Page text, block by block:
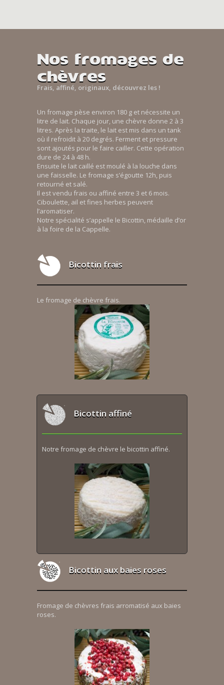
Nos fromages de
chèvres
Frais, affiné, originaux, découvrez les !
Un fromage pèse environ 180 g et nécessite un
litre de lait. Chaque jour, une chèvre donne 2 à 3
litres. Après la traite, le lait est mis dans un tank
où il refroidit à 20 degrés. Ferment et pressure
sont ajoutés pour le faire cailler. Cette opération
dure de 24 à 48 h.
Ensuite le lait caillé est moulé à la louche dans
une faisselle. Le fromage s’égoutte 12h, puis
retourné et salé.
Il est vendu frais ou affiné entre 3 et 6 mois.
Ciboulette, ail et fines herbes peuvent
l’aromatiser.
Notre spécialité s’appelle le Bicottin, médaille d’or
à la foire de la Cappelle.
Bicottin frais
Le fromage de chèvre frais.
Bicottin affiné
Notre fromage de chèvre le bicottin affiné.
Bicottin aux baies roses
Fromage de chèvres frais arromatisé aux baies
roses.